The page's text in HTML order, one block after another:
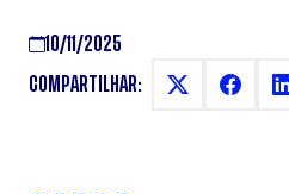
10/11/2025
COMPARTILHAR: